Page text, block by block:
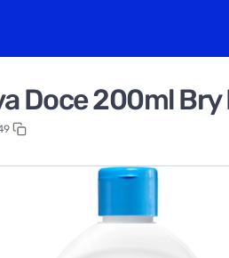
Doce 200ml Bry